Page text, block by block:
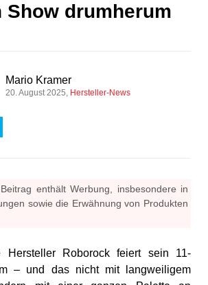
Show drumherum
Mario Kramer
20. August 2025 Hersteller-News
enthält Werbung, insbesondere in
sowie die Erwähnung von Produkten
Hersteller Roborock feiert sein 11-
– und das nicht mit langweiligem